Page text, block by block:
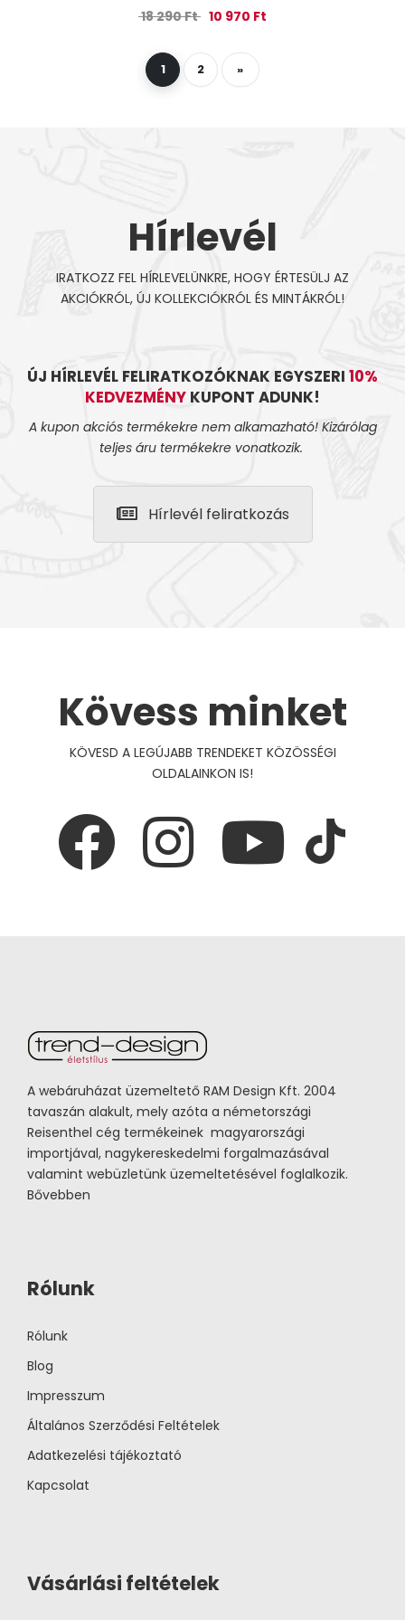
18 290Ft Original price was: 18 290 Ft.
10 970 Ft
1 2 »
Hírlevél
IRATKOZZ FEL HÍRLEVELÜNKRE, HOGY ÉRTESÜLJ AZ
AKCIÓKRÓL, ÚJ KOLLEKCIÓKRÓL ÉS MINTÁKRÓL!
ÚJ HÍRLEVÉL FELIRATKOZÓKNAK EGYSZERI 10%
KEDVEZMÉNY KUPONT ADUNK!
A kupon akciós termékekre nem alkamazható! Kizárólag
teljes áru termékekre vonatkozik.
Hírlevél feliratkozás
Kövess minket
KÖVESD A LEGÚJABB TRENDEKET KÖZÖSSÉGI
OLDALAINKON IS!
A webáruházat üzemeltető RAM Design Kft. 2004
tavaszán alakult, mely azóta a németországi
Reisenthel cég termékeinek magyarországi
importjával, nagykereskedelmi forgalmazásával
valamint webüzletünk üzemeltetésével foglalkozik.
Bővebben
Rólunk
Rólunk
Blog
Impresszum
Általános Szerződési Feltételek
Adatkezelési tájékoztató
Kapcsolat
Vásárlási feltételek